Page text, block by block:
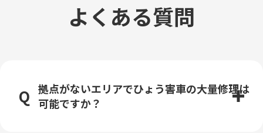
よくある質問
拠点がないエリアでひょう害車の大量修理は
可能ですか？